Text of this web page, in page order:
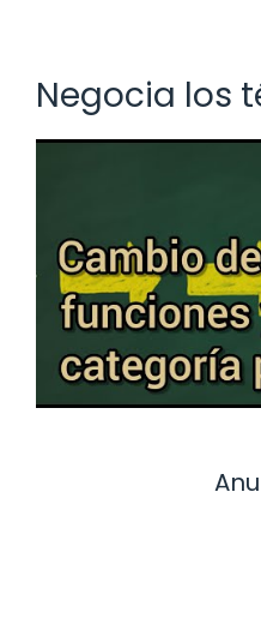
Negocia los